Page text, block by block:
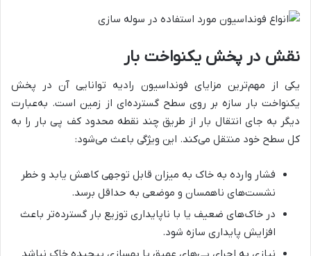
نقش در پخش یکنواخت بار
یکی از مهم‌ترین مزایای فونداسیون رادیه توانایی آن در پخش
یکنواخت بار سازه بر روی سطح گسترده‌ای از زمین است. به‌عبارت
دیگر به جای انتقال بار از طریق چند نقطه محدود کف پی بار را به
کل سطح خود منتقل می‌کند. این ویژگی باعث می‌شود:
فشار وارده به خاک به میزان قابل توجهی کاهش یابد و خطر
نشست‌های ناهمسان و موضعی به حداقل برسد.
در خاک‌های ضعیف یا با ناپایداری توزیع بار گسترده‌تر باعث
افزایش پایداری سازه شود.